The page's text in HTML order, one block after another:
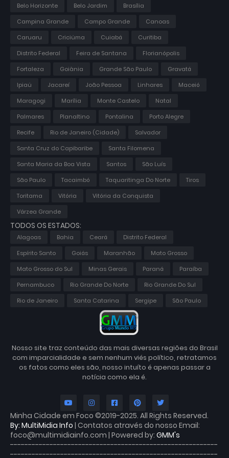
Belo Horizonte
Belo Jardim
Brasília
Campina Grande
Campo Grande
Canoas
Caruaru
Criciúma Cuiabá
Curitiba
Distrito Federal
Feira de Santana
Florianópolis
Fortaleza
Goiânia Grande São Paulo
Gravatá
Ipiaú
Jacareí João Pessoa Linhares
Maceió
Maragogi
Marília Monte Castelo
Natal
Palmares
Planaltino Pontalina
Porto Alegre
Recife
Rio de Janeiro (Cidade)
Salvador
Santa Cruz do Capibaribe
Santa Filomena
Santa Maria da Boa Vista
Santos
São Luís
São Paulo
Tacaimbó Taquaritinga Do Norte
Tiros
Toritama
Vitória
Vitória da Conquista
Várzea Grande
TODOS OS ESTADOS:
Alagoas Bahia Ceará
Distrito Federal
Espírito Santo
Goiás Maranhão
Mato Grosso
Mato Grosso do Sul
Minas Gerais Paraná
Paraíba
Pernambuco
Rio Grande Do Norte
Rio Grande Do Sul
Rio de Janeiro
Santa Catarina Sergipe São Paulo
Nosso site traz conteúdo das mais diversas regiões do Brasil
com imparcialidade e sem nenhum viés político, retratamos
os fatos como eles são, nosso intuíto é apenas passar a
notícia como ela é.
Minha Cidade em Foco ©2019-2025. All Rights Reserved.
By: MultiMidia Info | Contatos através do nosso Email:
foco@multimidiainfo.com | Powered by: GMM's
----------------------------------------------------------
----------------------------------------------------------